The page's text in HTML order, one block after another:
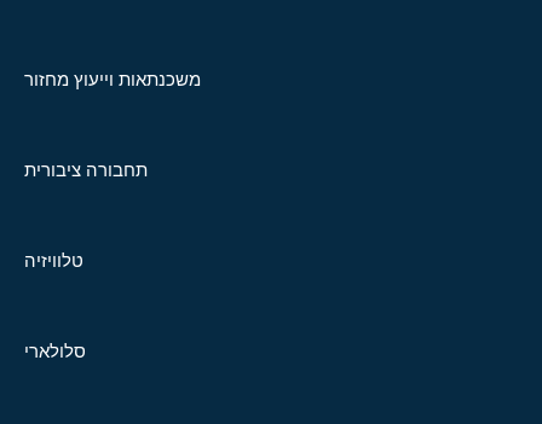
משכנתאות וייעוץ מחזור
תחבורה ציבורית
טלוויזיה
סלולארי